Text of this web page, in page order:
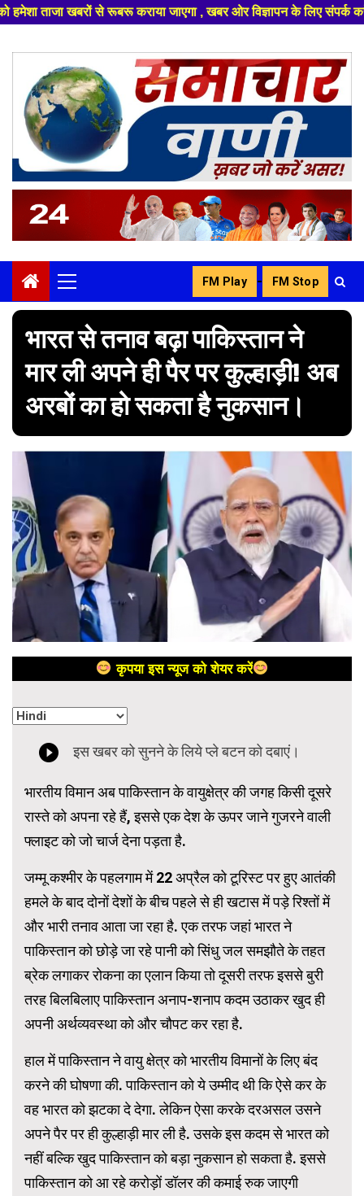
जाएगा , खबर ओर विज्ञापन के लिए संपर्क करे +91 8329626839
content
Primary
Menu
FM Play - FM Stop
भारत से तनाव बढ़ा पाकिस्तान ने
मार ली अपने ही पैर पर कुल्हाड़ी! अब
अरबों का हो सकता है नुकसान।
कृपया इस न्यूज को शेयर करें
भारतीय विमान अब पाकिस्तान के वायुक्षेत्र की जगह किसी दूसरे
रास्ते को अपना रहे हैं, इससे एक देश के ऊपर जाने गुजरने वाली
फ्लाइट को जो चार्ज देना पड़ता है.
जम्मू कश्मीर के पहलगाम में 22 अप्रैल को टूरिस्ट पर हुए आतंकी
हमले के बाद दोनों देशों के बीच पहले से ही खटास में पड़े रिश्तों में
और भारी तनाव आता जा रहा है. एक तरफ जहां भारत ने
पाकिस्तान को छोड़े जा रहे पानी को सिंधु जल समझौते के तहत
ब्रेक लगाकर रोकना का एलान किया तो दूसरी तरफ इससे बुरी
तरह बिलबिलाए पाकिस्तान अनाप-शनाप कदम उठाकर खुद ही
अपनी अर्थव्यवस्था को और चौपट कर रहा है.
हाल में पाकिस्तान ने वायु क्षेत्र को भारतीय विमानों के लिए बंद
करने की घोषणा की. पाकिस्तान को ये उम्मीद थी कि ऐसे कर के
वह भारत को झटका दे देगा. लेकिन ऐसा करके दरअसल उसने
अपने पैर पर ही कुल्हाड़ी मार ली है. उसके इस कदम से भारत को
नहीं बल्कि खुद पाकिस्तान को बड़ा नुकसान हो सकता है. इससे
पाकिस्तान को आ रहे करोड़ों डॉलर की कमाई रुक जाएगी